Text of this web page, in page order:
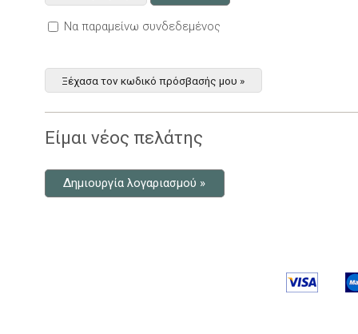
Να παραμείνω συνδεδεμένος
Ξέχασα τον κωδικό πρόσβασής μου »
Είμαι νέος πελάτης
Δημιουργία λογαριασμού »